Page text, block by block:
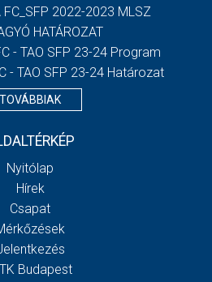
FC_SFP 2022-2023 MLSZ
HATÁROZAT
- TAO SFP 23-24 Program
- TAO SFP 23-24 Határozat
TOVÁBBIAK
Nyitólap
Hírek
Csapat
Budapest